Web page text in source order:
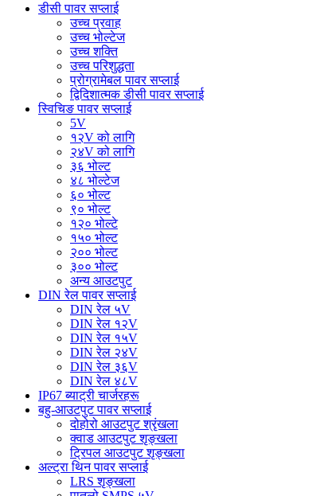
डीसी पावर सप्लाई
उच्च प्रवाह
उच्च भोल्टेज
उच्च शक्ति
उच्च परिशुद्धता
प्रोग्रामेबल पावर सप्लाई
द्विदिशात्मक डीसी पावर सप्लाई
स्विचिङ पावर सप्लाई
5V
१२V को लागि
२४V को लागि
३६ भोल्ट
४८ भोल्टेज
६० भोल्ट
९० भोल्ट
१२० भोल्टे
१५० भोल्ट
२०० भोल्ट
३०० भोल्ट
अन्य आउटपुट
DIN रेल पावर सप्लाई
DIN रेल ५V
DIN रेल १२V
DIN रेल १५V
DIN रेल २४V
DIN रेल ३६V
DIN रेल ४८V
IP67 ब्याट्री चार्जरहरू
बहु-आउटपुट पावर सप्लाई
दोहोरो आउटपुट श्रृंखला
क्वाड आउटपुट शृङ्खला
ट्रिपल आउटपुट शृङ्खला
अल्ट्रा थिन पावर सप्लाई
LRS शृङ्खला